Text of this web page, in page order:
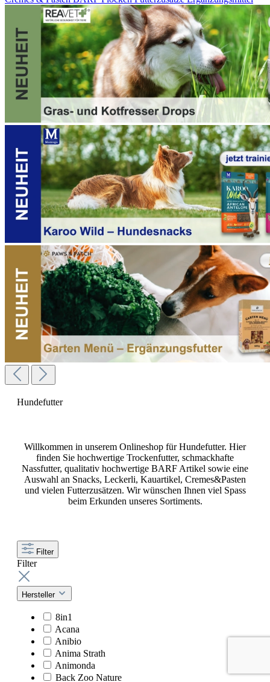
Hundefutter
Willkommen in unserem Onlineshop für Hundefutter. Hier
finden Sie hochwertige Trockenfutter, schmackhafte
Nassfutter, qualitativ hochwertige BARF Artikel sowie eine
Auswahl an Snacks, Leckerli, Kauartikel, Cremes&Pasten
und vielen Futterzusätzen. Wir wünschen Ihnen viel Spass
beim Erkunden unseres Sortiments.
Filter
Filter
Hersteller
8in1
Acana
Anibio
Anima Strath
Animonda
Back Zoo Nature